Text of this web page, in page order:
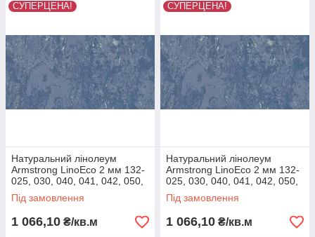
СУПЕРЦЕНА!
Натуральний лінолеум
Armstrong LinoEco 2 мм 132-
025, 030, 040, 041, 042, 050,
053, 054, 058, 072, 073, 080
Пісочний
Під замовлення
1 066,10 ₴/кв.м
СУПЕРЦЕНА!
Натуральний лінолеум
Armstrong LinoEco 2 мм 132-
025, 030, 040, 041, 042, 050,
053, 054, 058, 072, 073, 080
Жовтий
Під замовлення
1 066,10 ₴/кв.м